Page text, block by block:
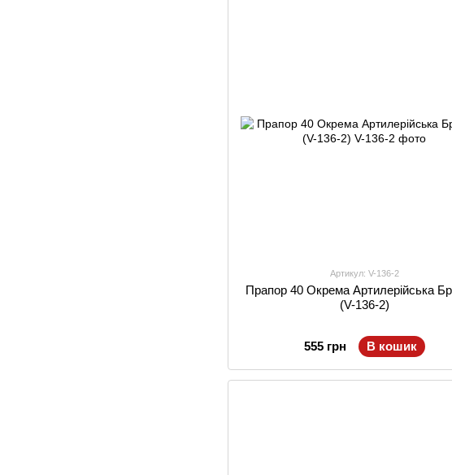
Артикул: V-136-2
Прапор 40 Окрема Артилерійська
(V-136-2)
555 грн В кошик